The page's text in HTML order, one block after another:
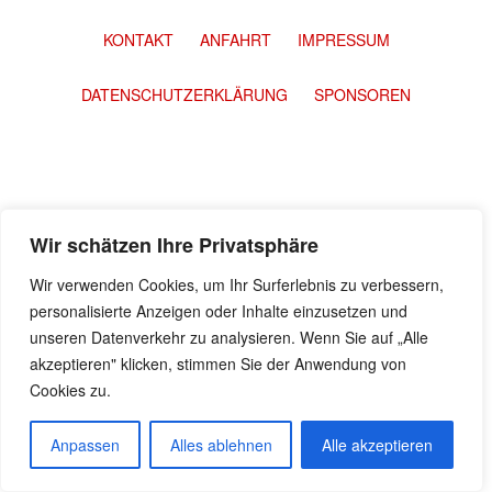
Wir schätzen Ihre Privatsphäre
Wir verwenden Cookies, um Ihr Surferlebnis zu verbessern,
personalisierte Anzeigen oder Inhalte einzusetzen und
unseren Datenverkehr zu analysieren. Wenn Sie auf „Alle
akzeptieren" klicken, stimmen Sie der Anwendung von
Cookies zu.
Anpassen Alles ablehnen Alle akzeptieren
KONTAKT ANFAHRT IMPRESSUM
DATENSCHUTZERKLÄRUNG SPONSOREN